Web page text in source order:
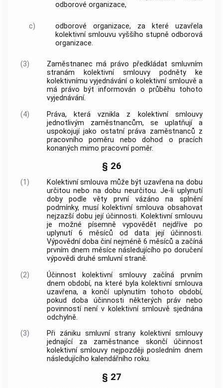
odborové organizace,
c)
odborové organizace, za které uzavřela
kolektivní smlouvu vyššího stupně odborová
organizace.
(3)
Zaměstnanec má právo předkládat smluvním
stranám kolektivní smlouvy podněty ke
kolektivnímu vyjednávání o kolektivní smlouvě a
má právo být informován o průběhu tohoto
vyjednávání.
(4)
Práva, která vznikla z kolektivní smlouvy
jednotlivým zaměstnancům, se uplatňují a
uspokojují jako ostatní práva zaměstnanců z
pracovního poměru nebo dohod o pracích
konaných mimo pracovní poměr.
§ 26
(1)
Kolektivní smlouva může být uzavřena na dobu
určitou nebo na dobu neurčitou. Je-li uplynutí
doby podle věty první vázáno na splnění
podmínky, musí kolektivní smlouva obsahovat
nejzazší dobu její účinnosti. Kolektivní smlouvu
je možné písemně vypovědět nejdříve po
uplynutí 6 měsíců od data její účinnosti.
Výpovědní doba činí nejméně 6 měsíců a začíná
prvním dnem měsíce následujícího po doručení
výpovědi druhé smluvní straně.
(2)
Účinnost kolektivní smlouvy začíná prvním
dnem období, na které byla kolektivní smlouva
uzavřena, a končí uplynutím tohoto období,
pokud doba účinnosti některých práv nebo
povinností není v kolektivní smlouvě sjednána
odchylně.
(3)
Při zániku smluvní strany kolektivní smlouvy
jednající za zaměstnance skončí účinnost
kolektivní smlouvy nejpozději posledním dnem
následujícího kalendářního roku.
§ 27